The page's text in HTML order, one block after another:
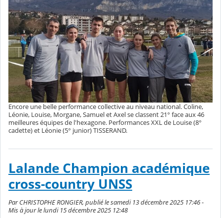
Encore une belle performance collective au niveau national. Coline,
Léonie, Louise, Morgane, Samuel et Axel se classent 21° face aux 46
meilleures équipes de l'hexagone. Performances XXL de Louise (8°
cadette) et Léonie (5° junior) TISSERAND.
Lalande Champion académique
cross-country UNSS
Par CHRISTOPHE RONGIER, publié le samedi 13 décembre 2025 17:46 -
Mis à jour le lundi 15 décembre 2025 12:48